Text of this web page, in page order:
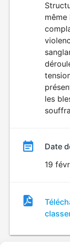
les
Date
19
Fichier
de